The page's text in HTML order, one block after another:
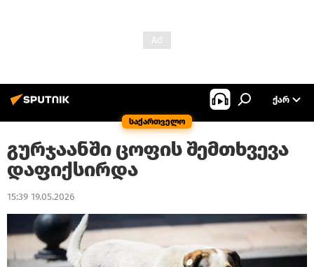
საქართველო
ᲥᲐᲠ
გურჯაანში ცოფის შემთხვევა
დაფიქსირდა
15:39 19.05.2026